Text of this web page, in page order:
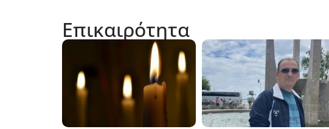
Επικαιρότητα